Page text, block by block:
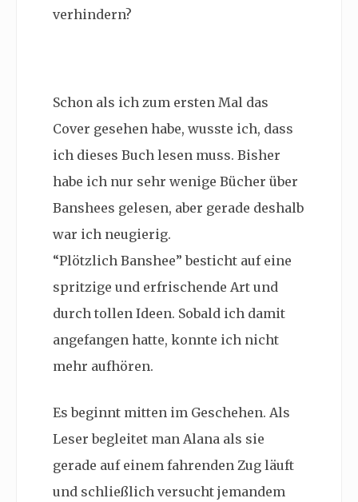
verhindern?
Schon als ich zum ersten Mal das
Cover gesehen habe, wusste ich, dass
ich dieses Buch lesen muss. Bisher
habe ich nur sehr wenige Bücher über
Banshees gelesen, aber gerade deshalb
war ich neugierig.
“Plötzlich Banshee” besticht auf eine
spritzige und erfrischende Art und
durch tollen Ideen. Sobald ich damit
angefangen hatte, konnte ich nicht
mehr aufhören.
Es beginnt mitten im Geschehen. Als
Leser begleitet man Alana als sie
gerade auf einem fahrenden Zug läuft
und schließlich versucht jemandem